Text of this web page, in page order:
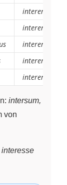
intereris
intererit
intererimus
intereritis
intererunt
intersum,
von
interesse